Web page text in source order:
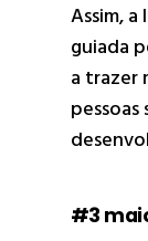
Assim,
guiada
a trazer
#3